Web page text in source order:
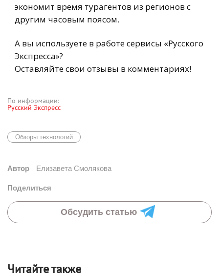
экономит время турагентов из регионов с
другим часовым поясом.
А вы используете в работе сервисы «Русского
Экспресса»?
Оставляйте свои отзывы в комментариях!
По информации:
Русский Экспресс
Обзоры технологий
Автор Елизавета Смолякова
Поделиться
Обсудить статью
Читайте также